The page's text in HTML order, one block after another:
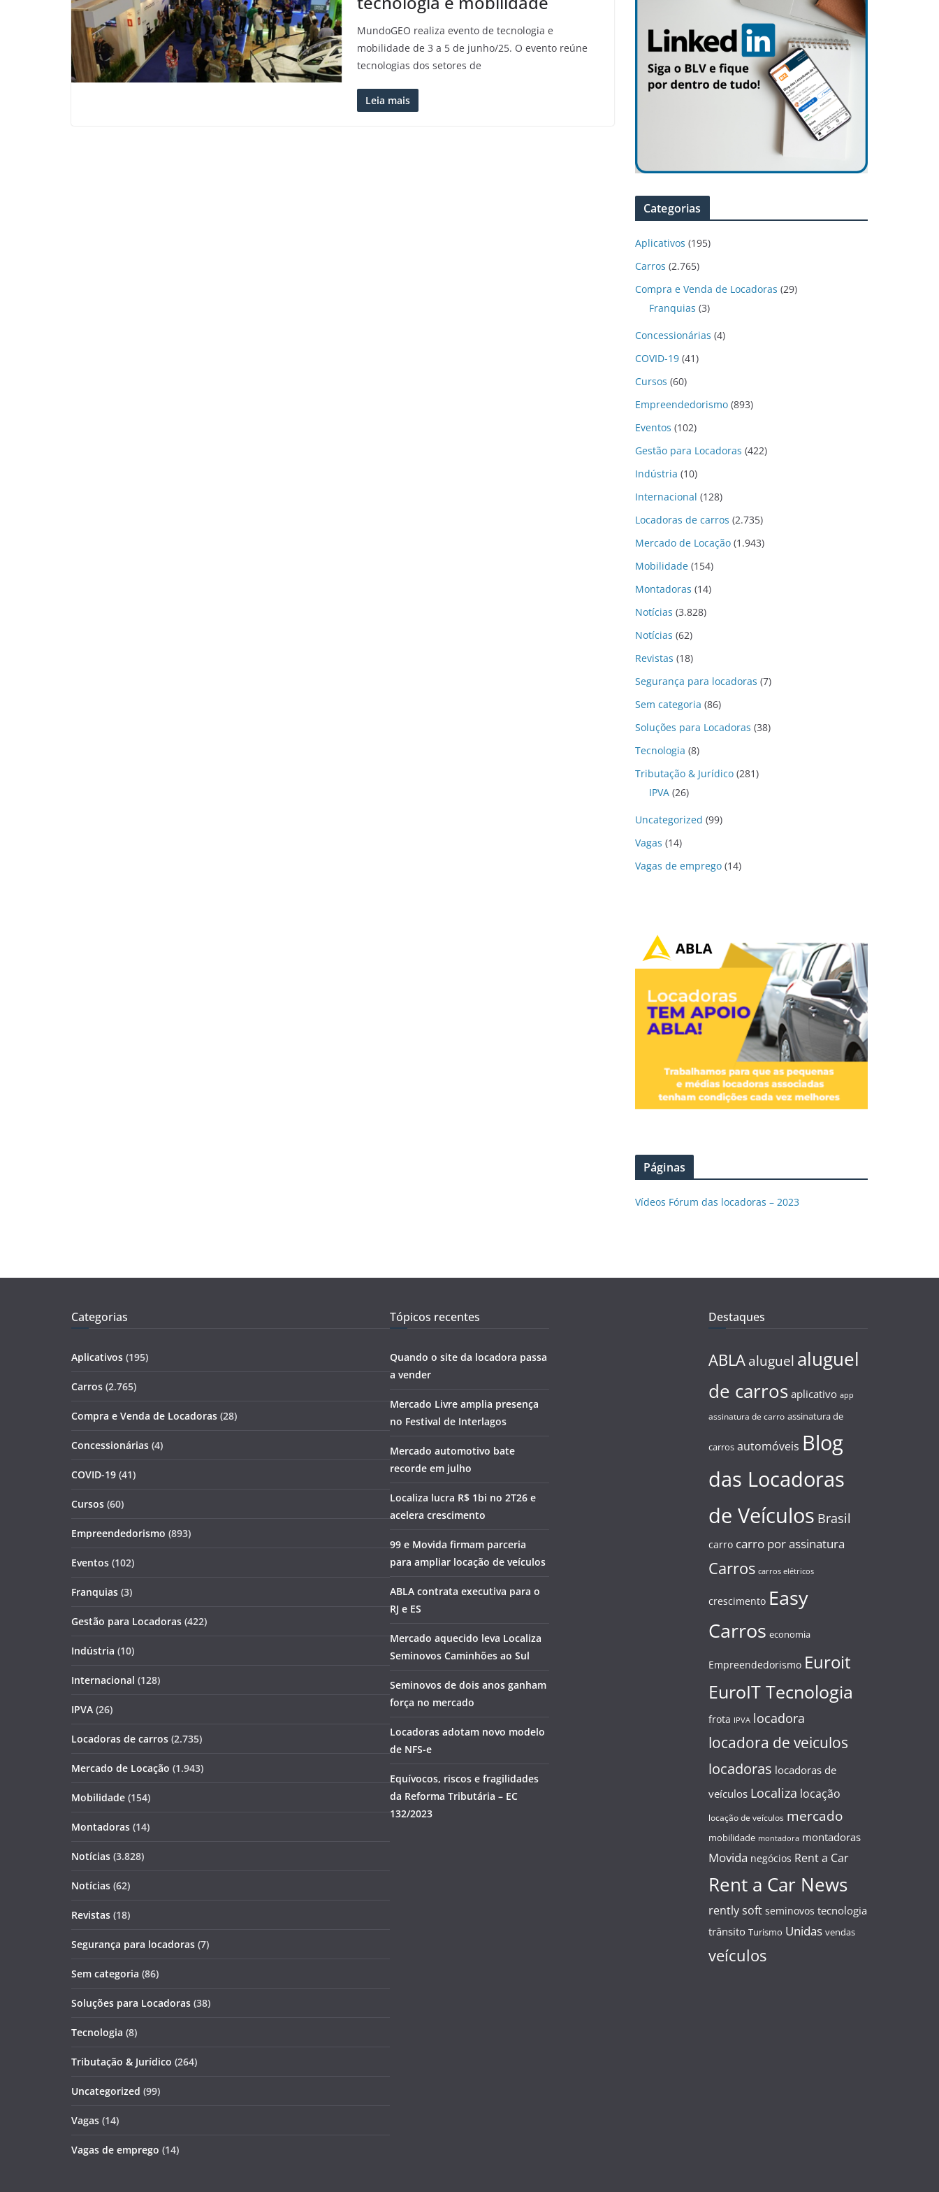
MundoGEO realiza evento de tecnologia e
mobilidade de 3 a 5 de junho/25. O evento reúne
tecnologias dos setores de
Leia mais
Categorias
Aplicativos (195)
Carros (2.765)
Compra e Venda de Locadoras (29)
Franquias (3)
Concessionárias (4)
COVID-19 (41)
Cursos (60)
Empreendedorismo (893)
Eventos (102)
Gestão para Locadoras (422)
Indústria (10)
Internacional (128)
Locadoras de carros (2.735)
Mercado de Locação (1.943)
Mobilidade (154)
Montadoras (14)
Notícias (3.828)
Notícias (62)
Revistas (18)
Segurança para locadoras (7)
Sem categoria (86)
Soluções para Locadoras (38)
Tecnologia (8)
Tributação & Jurídico (281)
IPVA (26)
Uncategorized (99)
Vagas (14)
Vagas de emprego (14)
Páginas
Vídeos Fórum das locadoras – 2023
Categorias
Aplicativos (195)
Carros (2.765)
Compra e Venda de Locadoras (28)
Concessionárias (4)
COVID-19 (41)
Cursos (60)
Empreendedorismo (893)
Eventos (102)
Franquias (3)
Gestão para Locadoras (422)
Indústria (10)
Internacional (128)
IPVA (26)
Locadoras de carros (2.735)
Mercado de Locação (1.943)
Mobilidade (154)
Montadoras (14)
Notícias (3.828)
Notícias (62)
Revistas (18)
Segurança para locadoras (7)
Sem categoria (86)
Soluções para Locadoras (38)
Tecnologia (8)
Tributação & Jurídico (264)
Uncategorized (99)
Vagas (14)
Vagas de emprego (14)
Tópicos recentes
Quando o site da locadora passa
a vender
Mercado Livre amplia presença
no Festival de Interlagos
Mercado automotivo bate
recorde em julho
Localiza lucra R$ 1bi no 2T26 e
acelera crescimento
99 e Movida firmam parceria
para ampliar locação de veículos
ABLA contrata executiva para o
RJ e ES
Mercado aquecido leva Localiza
Seminovos Caminhões ao Sul
Seminovos de dois anos ganham
força no mercado
Locadoras adotam novo modelo
de NFS-e
Equívocos, riscos e fragilidades
da Reforma Tributária – EC
132/2023
Destaques
ABLA aluguel aluguel
de carros aplicativo app
assinatura de carro assinatura de
carros automóveis Blog
das Locadoras
de Veículos Brasil
carro carro por assinatura
Carros carros elétricos
crescimento Easy
Carros economia
Empreendedorismo Euroit
EuroIT Tecnologia
frota IPVA locadora
locadora de veiculos
locadoras locadoras de
veículos Localiza locação
locação de veículos mercado
mobilidade montadora montadoras
Movida negócios Rent a Car
Rent a Car News
rently soft seminovos tecnologia
trânsito Turismo Unidas vendas
veículos